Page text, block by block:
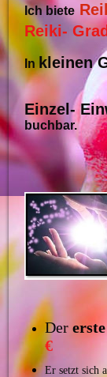
Ich biete
Reiki-
In kleinen
Einzel-
buchbar.
Der
€
Er setzt sich